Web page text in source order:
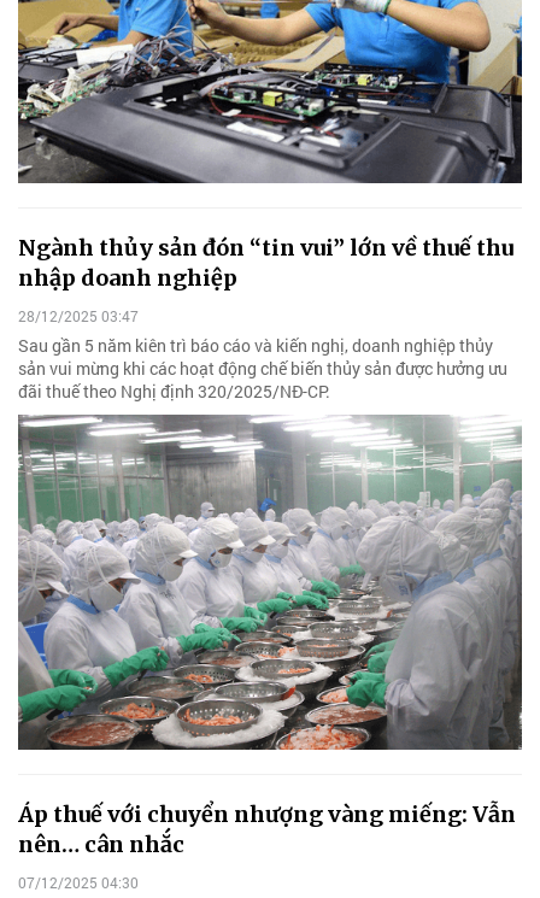
Ngành thủy sản đón “tin vui” lớn về thuế thu
nhập doanh nghiệp
28/12/2025 03:47
Sau gần 5 năm kiên trì báo cáo và kiến nghị, doanh nghiệp thủy
sản vui mừng khi các hoạt động chế biến thủy sản được hưởng ưu
đãi thuế theo Nghị định 320/2025/NĐ-CP.
Áp thuế với chuyển nhượng vàng miếng: Vẫn
nên… cân nhắc
07/12/2025 04:30